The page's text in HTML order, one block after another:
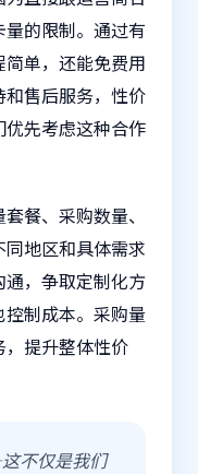
的限制。通过有
单，还能免费用
售后服务，性价
先考虑这种合作
餐、采购数量、
地区和具体需求
，争取定制化方
制成本。采购量
提升整体性价
不仅是我们